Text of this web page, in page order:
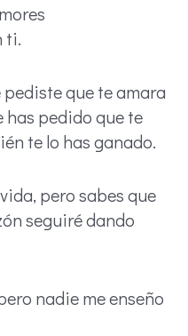
ti.
pediste que te amara
has pedido que te
te lo has ganado.
pero sabes que
seguiré dando
nadie me enseño